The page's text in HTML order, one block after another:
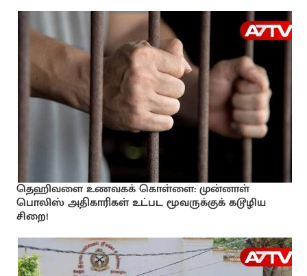
தெஹிவளை உணவகக் கொள்ளை: முன்னாள்
பொலிஸ் அதிகாரிகள் உட்பட மூவருக்குக் கடூழிய
சிறை!